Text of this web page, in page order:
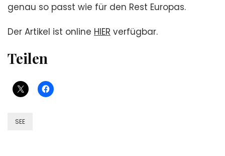
genau so passt wie für den Rest Europas.
Der Artikel ist online HIER verfügbar.
Teilen
SEE